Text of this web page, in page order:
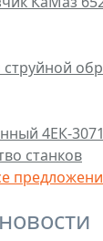
4ЕК-3071
станков